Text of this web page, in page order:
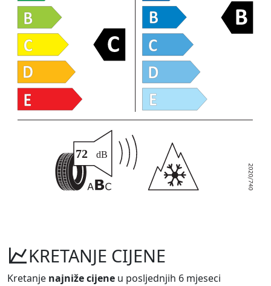
KRETANJE CIJENE
Kretanje najniže cijene u posljednjih 6 mjeseci